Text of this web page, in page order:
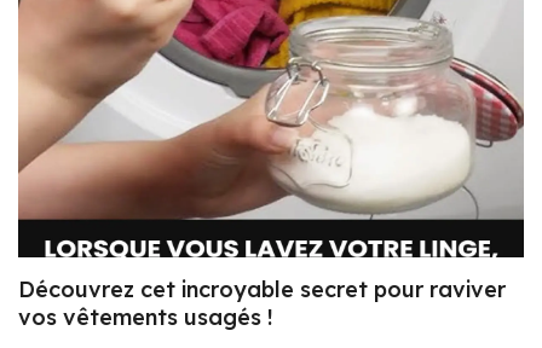
Découvrez cet incroyable secret pour raviver
vos vêtements usagés !